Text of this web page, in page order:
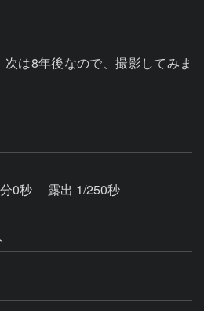
は8年後なので、撮影してみま
0秒
露出 1/250秒